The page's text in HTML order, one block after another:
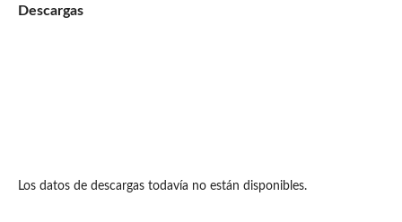
Descargas
Los datos de descargas todavía no están disponibles.